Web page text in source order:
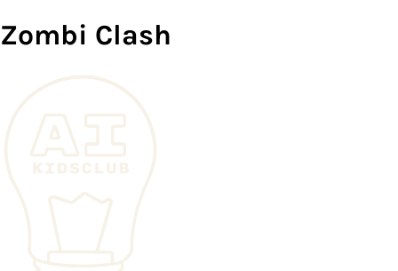
Zombi Clash